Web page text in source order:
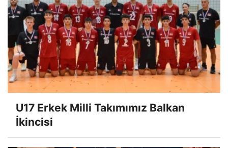
U17 Erkek Milli Takımımız Balkan
İkincisi